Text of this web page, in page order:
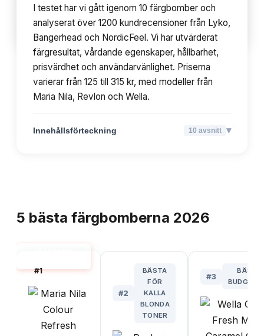
Innehållsförteckning 10avsnitt ▾
I testet har vi gått igenom 10 färgbomber och
analyserat över 1200 kundrecensioner från Lyko,
Bangerhead och NordicFeel. Vi har utvärderat
färgresultat, vårdande egenskaper, hållbarhet,
prisvärdhet och användarvänlighet. Priserna
varierar från 125 till 315 kr, med modeller från
Maria Nila, Revlon och Wella.
Innehållsförteckning 10 avsnitt ▾
5 bästa färgbomberna 2026
#1
#2
BÄSTA
FÖR
KALLA
BLONDA
TONER
#3
BÄSTA